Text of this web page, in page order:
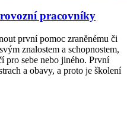
pracovníky
první pomoc zraněnému či
znalostem a schopnostem,
pro sebe nebo jiného. První
a obavy, a proto je školení